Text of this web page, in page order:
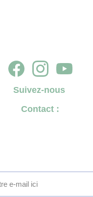
Contact :
Suivez-nous